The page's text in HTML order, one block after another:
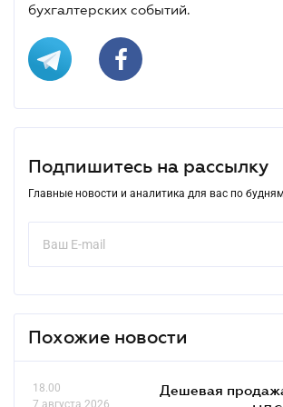
бухгалтерских событий.
Подпишитесь на рассылку
Главные новости и аналитика для вас по будням
Похожие новости
18.00
7 августа 2026
Дешевая